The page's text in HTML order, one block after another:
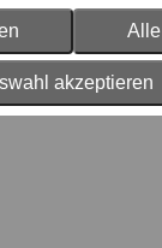
akzeptieren
über eine
Stromausfall.